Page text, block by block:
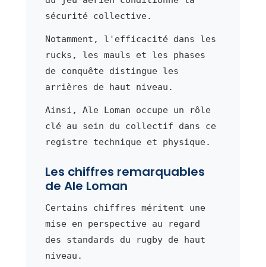
sécurité collective.
Notamment, l'efficacité dans les
rucks, les mauls et les phases
de conquête distingue les
arrières de haut niveau.
Ainsi, Ale Loman occupe un rôle
clé au sein du collectif dans ce
registre technique et physique.
Les chiffres remarquables
de Ale Loman
Certains chiffres méritent une
mise en perspective au regard
des standards du rugby de haut
niveau.